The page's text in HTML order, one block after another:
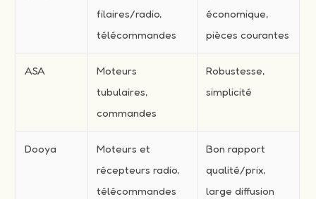
filaires/radio,
télécommandes
économique,
pièces courantes
ASA
Moteurs
tubulaires,
commandes
Robustesse,
simplicité
Dooya
Moteurs et
récepteurs radio,
télécommandes
Bon rapport
qualité/prix,
large diffusion